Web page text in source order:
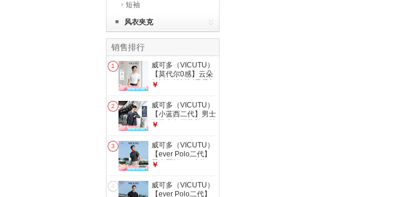
短袖
风衣夹克
销售排行
1
威可多（VICUTU）
【莫代尔0感】云朵
短衬短袖衬衫男易打
衣 白色 XL
180/100B
￥
2
威可多（VICUTU）
【小蓝西二代】男士
西装商务正装礼服外
西服175B或西裤84
均码 晨雾蓝上衣（2
代） (尺码以上面为
准)
￥
3
威可多（VICUTU）
【ever Polo二代】
男春夏棉Polo衫短
XL
￥
4
威可多（VICUTU）
【ever Polo二代】